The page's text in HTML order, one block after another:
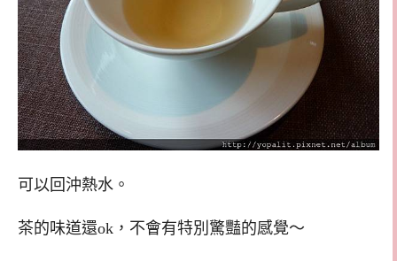
可以回沖熱水。
茶的味道還ok，不會有特別驚豔的感覺～